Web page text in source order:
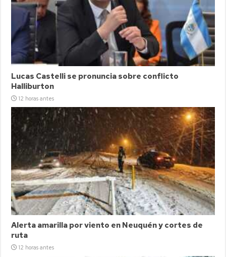
Lucas Castelli se pronuncia sobre conflicto
Halliburton
12 horas antes
Alerta amarilla por viento en Neuquén y cortes de
ruta
12 horas antes